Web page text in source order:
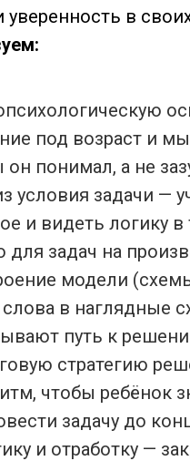
уверенность в
под возраст и
он понимал, а не
условия задачи —
и видеть логику в
для задач на
модели
слова в наглядные
путь к
стратегию
чтобы ребёнок
задачу до
и отработку —